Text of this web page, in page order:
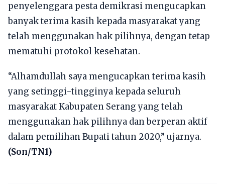
penyelenggara pesta demikrasi mengucapkan
banyak terima kasih kepada masyarakat yang
telah menggunakan hak pilihnya, dengan tetap
mematuhi protokol kesehatan.
“Alhamdullah saya mengucapkan terima kasih
yang setinggi-tingginya kepada seluruh
masyarakat Kabupaten Serang yang telah
menggunakan hak pilihnya dan berperan aktif
dalam pemilihan Bupati tahun 2020,” ujarnya.
(Son/TN1)